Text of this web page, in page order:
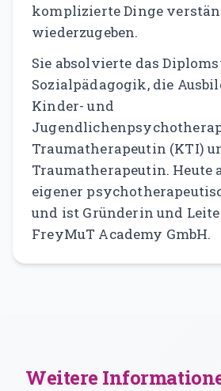
komplizierte Dinge
wiederzugeben.
Sie absolvierte das
Sozialpädagogik, die
Kinder- und
Traumatherapeutin (KTI)
Traumatherapeutin. Heute
eigener
und ist Gründerin und
FreyMuT Academy GmbH.
Weitere